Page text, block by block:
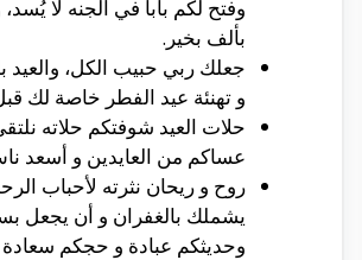
وفتح لكم بابا في الجنه لا
بألف بخير.
جعلك ربي حبيب الكل، والعيد
و تهنئة عيد الفطر خاصة لك
حلات العيد شوفتكم حلاته
عساكم من العايدين و أسعد
روح و ريحان نثرته لأحباب
يشملك بالغفران و أن يجعل
وحديثكم عبادة و حجكم سعادة